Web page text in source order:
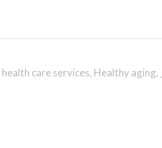
health care services, Healthy aging,